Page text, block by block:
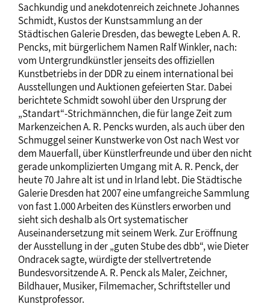
Sachkundig und anekdotenreich zeichnete Johannes
Schmidt, Kustos der Kunstsammlung an der
Städtischen Galerie Dresden, das bewegte Leben A. R.
Pencks, mit bürgerlichem Namen Ralf Winkler, nach:
vom Untergrundkünstler jenseits des offiziellen
Kunstbetriebs in der DDR zu einem international bei
Ausstellungen und Auktionen gefeierten Star. Dabei
berichtete Schmidt sowohl über den Ursprung der
„Standart“-Strichmännchen, die für lange Zeit zum
Markenzeichen A. R. Pencks wurden, als auch über den
Schmuggel seiner Kunstwerke von Ost nach West vor
dem Mauerfall, über Künstlerfreunde und über den nicht
gerade unkomplizierten Umgang mit A. R. Penck, der
heute 70 Jahre alt ist und in Irland lebt. Die Städtische
Galerie Dresden hat 2007 eine umfangreiche Sammlung
von fast 1.000 Arbeiten des Künstlers erworben und
sieht sich deshalb als Ort systematischer
Auseinandersetzung mit seinem Werk. Zur Eröffnung
der Ausstellung in der „guten Stube des dbb“, wie Dieter
Ondracek sagte, würdigte der stellvertretende
Bundesvorsitzende A. R. Penck als Maler, Zeichner,
Bildhauer, Musiker, Filmemacher, Schriftsteller und
Kunstprofessor.